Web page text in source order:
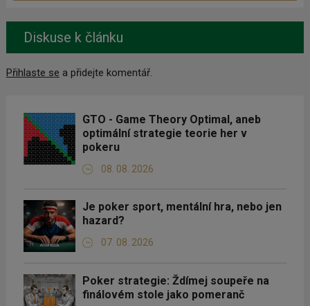
Diskuse k článku
Přihlaste se a přidejte komentář.
GTO - Game Theory Optimal, aneb
optimální strategie teorie her v
pokeru
08. 08. 2026
Je poker sport, mentální hra, nebo jen
hazard?
07. 08. 2026
Poker strategie: Ždímej soupeře na
finálovém stole jako pomeranč